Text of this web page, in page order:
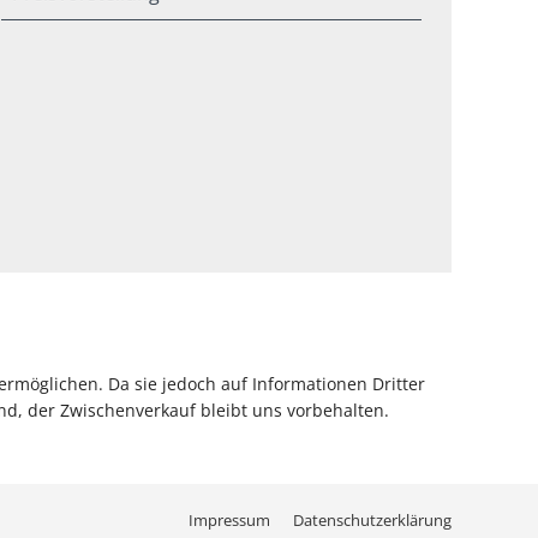
Da sie jedoch auf Informationen Dritter
der Zwischenverkauf bleibt uns vorbehalten.
Impressum Datenschutzerklärung